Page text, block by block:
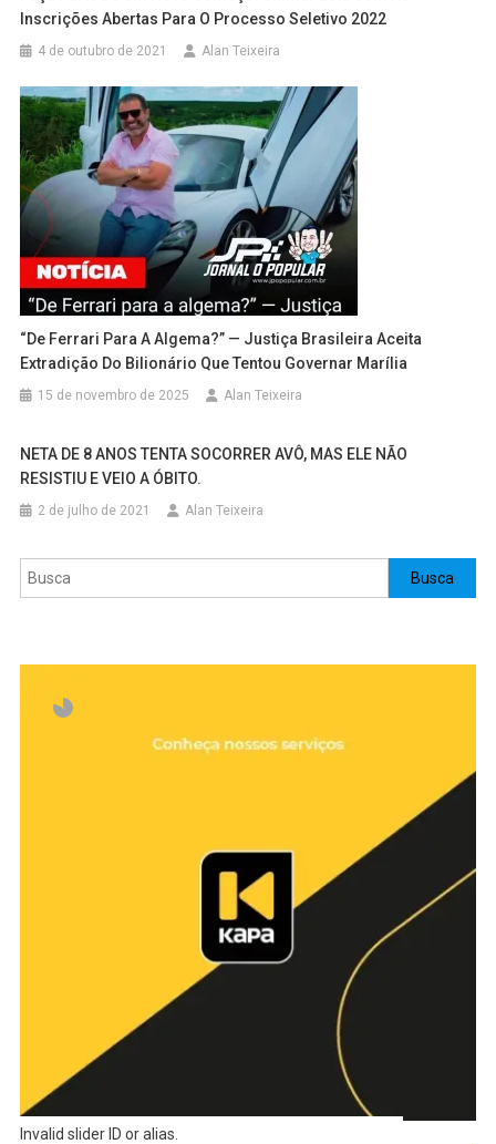
Inscrições Abertas Para O Processo Seletivo 2022
4 de outubro de 2021 Alan Teixeira
“De Ferrari Para A Algema?” — Justiça Brasileira Aceita
Extradição Do Bilionário Que Tentou Governar Marília
15 de novembro de 2025 Alan Teixeira
NETA DE 8 ANOS TENTA SOCORRER AVÔ, MAS ELE NÃO
RESISTIU E VEIO A ÓBITO.
2 de julho de 2021 Alan Teixeira
Pesquisar Busca
Invalid slider ID or alias.